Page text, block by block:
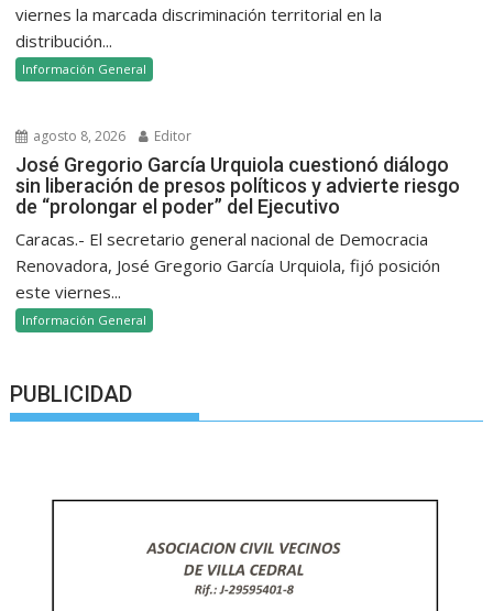
viernes la marcada discriminación territorial en la
distribución...
Información General
agosto 8, 2026 Editor
José Gregorio García Urquiola cuestionó diálogo
sin liberación de presos políticos y advierte riesgo
de “prolongar el poder” del Ejecutivo
Caracas.- El secretario general nacional de Democracia
Renovadora, José Gregorio García Urquiola, fijó posición
este viernes...
Información General
PUBLICIDAD